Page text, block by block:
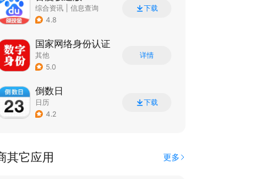
综合资讯
信息查询
4.8
下载
国家网络身份认证
其他
5.0
详情
倒数日
日历
4.2
下载
其它应用 更多